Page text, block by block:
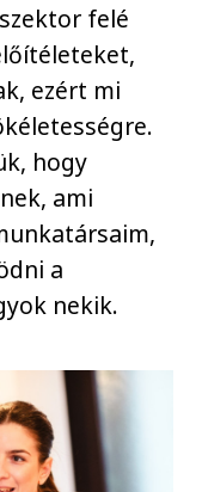
felé
ezért mi
hogy
ami
a
nekik.